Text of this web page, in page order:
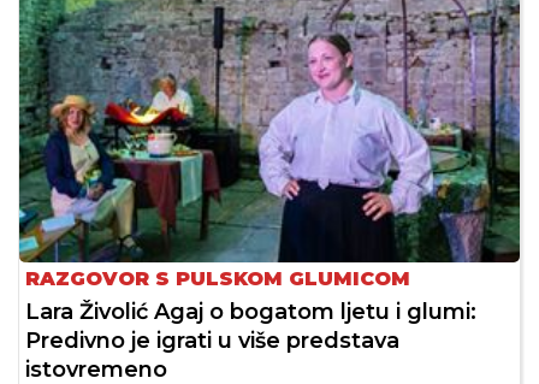
RAZGOVOR S PULSKOM GLUMICOM
Lara Živolić Agaj o bogatom ljetu i glumi:
Predivno je igrati u više predstava
istovremeno